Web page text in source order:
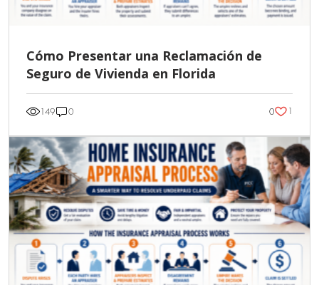
Cómo Presentar una Reclamación de
Seguro de Vivienda en Florida
149 0 0 1